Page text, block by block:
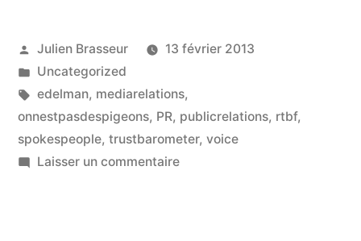
Publié
par
Julien Brasseur
13 février 2013
Publié
dans
Uncategorized
Étiquettes :
edelman, mediarelations,
onnestpasdespigeons, PR, publicrelations, rtbf,
spokespeople, trustbarometer, voice
Laisser un commentairesur